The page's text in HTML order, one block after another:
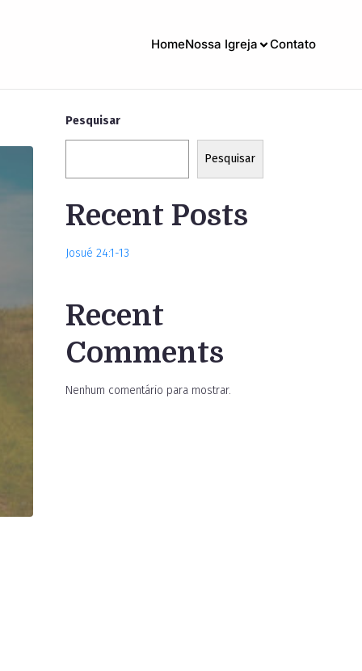
HomeNossa Igreja Contato
Pesquisar
Pesquisar
Recent Posts
Josué 24:1-13
Recent
Comments
Nenhum comentário para mostrar.